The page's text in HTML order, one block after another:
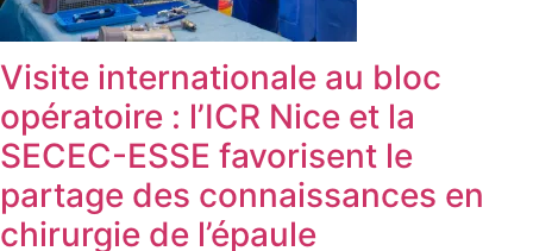
Visite internationale au bloc
opératoire : l’ICR Nice et la
SECEC-ESSE favorisent le
partage des connaissances en
chirurgie de l’épaule